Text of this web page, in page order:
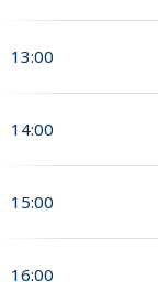
13:00
14:00
15:00
16:00